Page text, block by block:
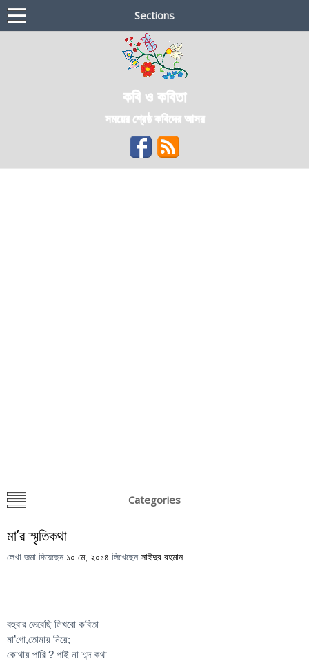
Sections
কবি ও কবিতা
সময়ের শ্রেষ্ঠ কবিদের আসর
Categories
মা’র স্মৃতিকথা
লেখা জমা দিয়েছেন ১০ মে, ২০১৪ লিখেছেন সাইদুর রহমান
বহুবার ভেবেছি লিখবো কবিতা
মা’গো,তোমায় নিয়ে;
কোথায় পারি ? পাই না শব্দ কথা